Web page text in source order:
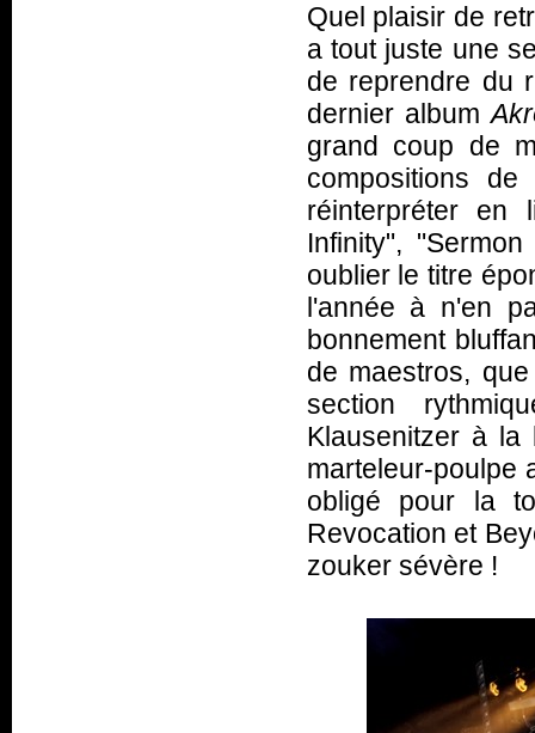
Quel plaisir de
a tout juste une
de reprendre du
dernier album
grand coup de
compositions
réinterpréter en
Infinity",
oublier le titre
l'année à n'en
bonnement
de maestros,
section
Klausenitzer à la
marteleur-poulpe
obligé pour la
Revocation et
zouker sévère !